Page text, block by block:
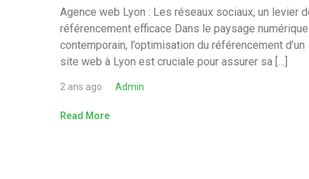
Agence web Lyon : Les réseaux sociaux, un levier
référencement efficace Dans le paysage numérique
contemporain, l’optimisation du référencement d’un
site web à Lyon est cruciale pour assurer sa […]
2 ans ago Admin
Read More